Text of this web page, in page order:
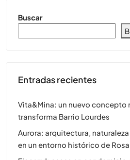
Buscar
Entradas recientes
Vita&Mina: un nuevo concepto
transforma Barrio Lourdes
Aurora: arquitectura, naturaleza
en un entorno histórico de